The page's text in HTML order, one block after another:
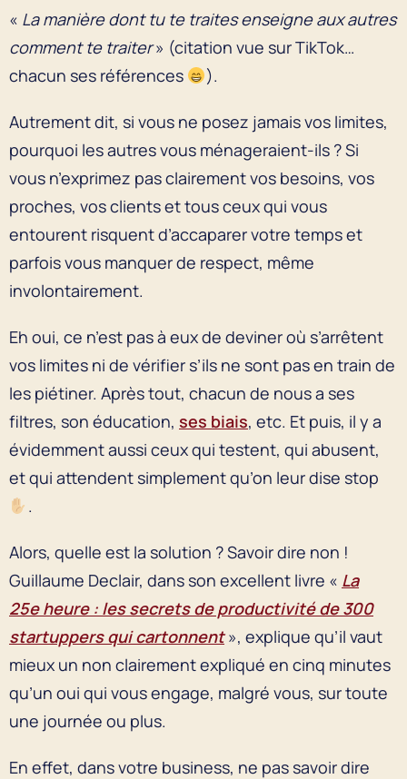
« La manière dont tu te traites enseigne aux autres
comment te traiter» (citation vue sur TikTok…
chacun ses références
).
Autrement dit, si vous ne posez jamais vos limites,
pourquoi les autres vous ménageraient-ils ? Si
vous n’exprimez pas clairement vos besoins, vos
proches, vos clients et tous ceux qui vous
entourent risquent d’accaparer votre temps et
parfois vous manquer de respect, même
involontairement.
Eh oui, ce n’est pas à eux de deviner où s’arrêtent
vos limites ni de vérifier s’ils ne sont pas en train de
les piétiner. Après tout, chacun de nous a ses
filtres, son éducation, ses biais, etc. Et puis, il y a
évidemment aussi ceux qui testent, qui abusent,
et qui attendent simplement qu’on leur dise stop
.
Alors, quelle est la solution ? Savoir dire non !
Guillaume Declair, dans son excellent livre « La
25e heure : les secrets de productivité de 300
startuppers qui cartonnent», explique qu’il vaut
mieux un non clairement expliqué en cinq minutes
qu’un oui qui vous engage, malgré vous, sur toute
une journée ou plus.
En effet, dans votre business, ne pas savoir dire